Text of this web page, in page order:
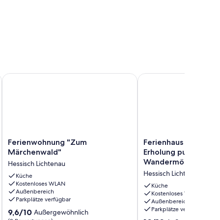
am Radweg Fulda+Weser
Ferienwohnung
"Zum
Hessisch
Lichtenau
Ferienwohnung "Zum
Märchenwald"
Hessisch Lichtenau
Küche
Kostenloses WLAN
Außenbereich
Parkplätze verfügbar
9.6
9,6/10 Außergewöhnlich
Ferienwohnung "Zum Märchenwald"
Ferienhaus
am
Wald
Natur
und
Erholung
pur
mit
Ferienhaus am Wald / Natur und
Erholung pur mit
Hessisch Lichtenau
Küche
Kostenloses WLAN
Außenbereich
Parkplätze verfügbar
Ferienhaus am Wald /